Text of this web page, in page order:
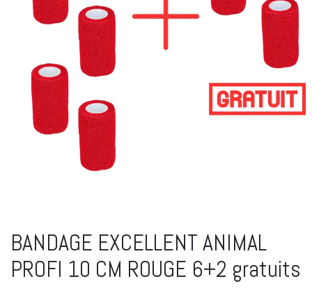
BANDAGE EXCELLENT ANIMAL
PROFI 10 CM ROUGE 6+2 gratuits